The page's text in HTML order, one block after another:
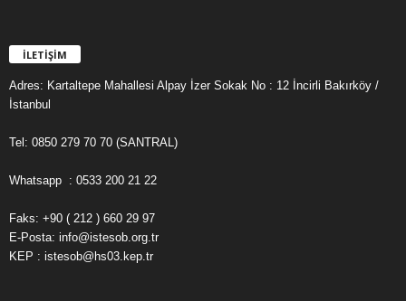
İLETİŞİM
Adres: Kartaltepe Mahallesi Alpay İzer Sokak No : 12 İncirli Bakırköy /
İstanbul
Tel: 0850 279 70 70 (SANTRAL)
Whatsapp : 0533 200 21 22
Faks: +90 ( 212 ) 660 29 97
E-Posta: info@istesob.org.tr
KEP : istesob@hs03.kep.tr